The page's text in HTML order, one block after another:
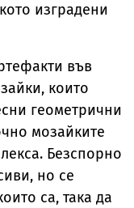
изградени
във
които
геометрични
мозайките
Безспорно
но се
са, така да